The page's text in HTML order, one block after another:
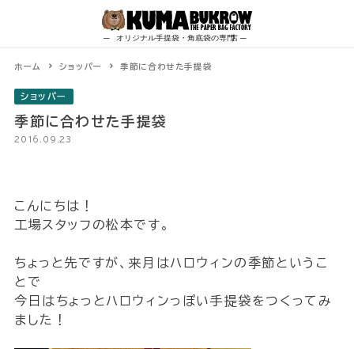
ホーム ショッパー 季節に合わせた手提袋
ショッパー
季節に合わせた手提袋
2016.09.23
こんにちは！
工場スタッフの松本です。
ちょっと先ですが、来月はハロウィンの季節というこ
とで
今日はちょっとハロウィンっぽい手提袋をつくってみ
ました！